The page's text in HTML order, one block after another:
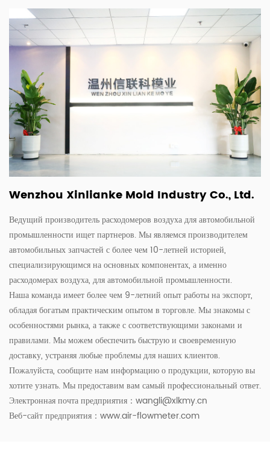
Wenzhou Xinlianke Mold Industry Co., Ltd.
Ведущий производитель расходомеров воздуха для автомобильной
промышленности ищет партнеров. Мы являемся производителем
автомобильных запчастей с более чем 10-летней историей,
специализирующимся на основных компонентах, а именно
расходомерах воздуха, для автомобильной промышленности.
Наша команда имеет более чем 9-летний опыт работы на экспорт,
обладая богатым практическим опытом в торговле. Мы знакомы с
особенностями рынка, а также с соответствующими законами и
правилами. Мы можем обеспечить быструю и своевременную
доставку, устраняя любые проблемы для наших клиентов.
Пожалуйста, сообщите нам информацию о продукции, которую вы
хотите узнать. Мы предоставим вам самый профессиональный ответ.
Электронная почта предприятия： wangli@xlkmy.cn
Веб-сайт предприятия：www.air-flowmeter.com